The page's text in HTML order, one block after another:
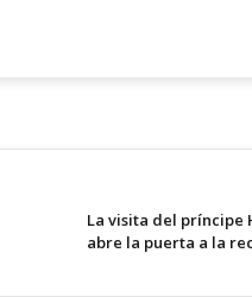
La visita del príncipe
abre la puerta a la